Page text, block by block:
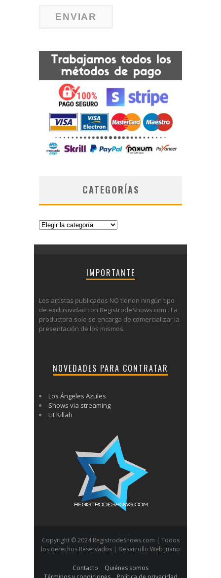
CATEGORÍAS
Categorías
IMPORTANTE
Los artistas publicados NO tienen ningún tipo
de exclusividad con RegistrodeShows.com . La
productora solo se encarga de comercializar la
presentación de los mismos.
NOVEDADES PARA CONTRATAR
Los Ángeles Azules
Shows via streaming
Lit Killah
Copyright © 2024 RegistrodeShows.com | Todos
los derechos Reservados | Desarrollo Web Juano
Contacto
Quiénes somos